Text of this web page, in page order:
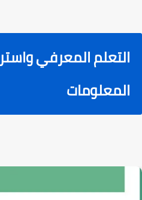
التعلم المعرفي
المعلومات